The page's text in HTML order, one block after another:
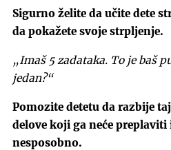
Sigurno želite da učite dete
da pokažete svoje strpljenje.
„Imaš 5 zadataka. To je baš
jedan?“
Pomozite detetu da razbije
delove koji ga neće preplaviti
nesposobno.